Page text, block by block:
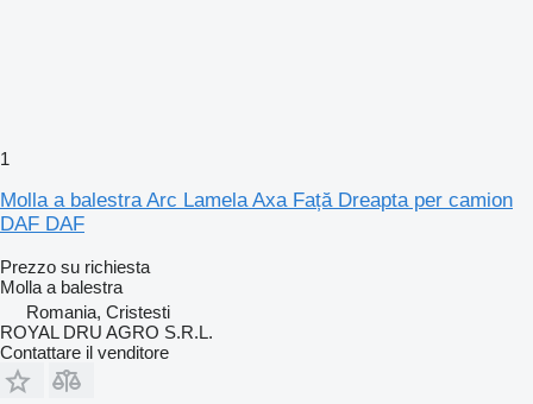
1
Molla a balestra Arc Lamela Axa Față Dreapta per camion
DAF DAF
Prezzo su richiesta
Molla a balestra
Romania, Cristesti
ROYAL DRU AGRO S.R.L.
Contattare il venditore